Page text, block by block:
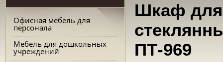
Офисная мебель для
персонала
Мебель для дошкольных
учреждений
Шкаф для
ПТ-969